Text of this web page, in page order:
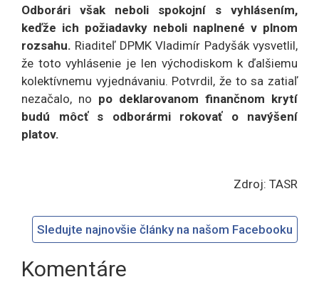
Odborári však neboli spokojní s vyhlásením,
keďže ich požiadavky neboli naplnené v plnom
rozsahu. Riaditeľ DPMK Vladimír Padyšák vysvetlil,
že toto vyhlásenie je len východiskom k ďalšiemu
kolektívnemu vyjednávaniu. Potvrdil, že to sa zatiaľ
nezačalo, no po deklarovanom finančnom krytí
budú môcť s odborármi rokovať o navýšení
platov.
Zdroj: TASR
Sledujte najnovšie články na našom Facebooku
Komentáre